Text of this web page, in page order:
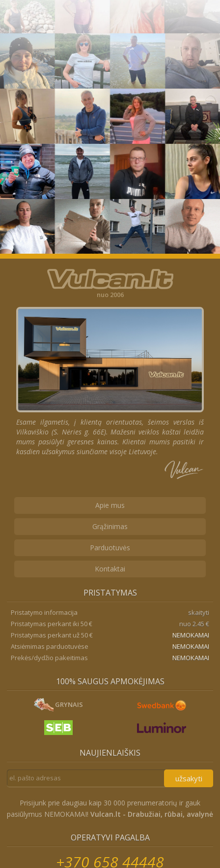
nuo 2006
Esame ilgametis, į klientą orientuotas, šeimos verslas iš
Vilkaviškio (S. Nėries g. 66E). Mažesni veiklos kaštai leidžia
mums pasiūlyti geresnes kainas. Klientai mumis pasitiki ir
kasdien užsakymus siunčiame visoje Lietuvoje.
Apie mus
Grąžinimas
Parduotuvės
Kontaktai
PRISTATYMAS
Pristatymo informacija
skaityti
Pristatymas perkant iki 50 €
nuo 2.45 €
Pristatymas perkant už 50 €
NEMOKAMAI
Atsiėmimas parduotuvėse
NEMOKAMAI
Prekės/dydžio pakeitimas
NEMOKAMAI
100% SAUGUS APMOKĖJIMAS
GRYNAIS
NAUJIENLAIŠKIS
užsakyti
Prisijunk prie daugiau kaip 30 000 prenumeratorių ir gauk
pasiūlymus NEMOKAMAI! Vulcan.lt - Drabužiai, rūbai, avalynė
OPERATYVI PAGALBA
+370 658 44448